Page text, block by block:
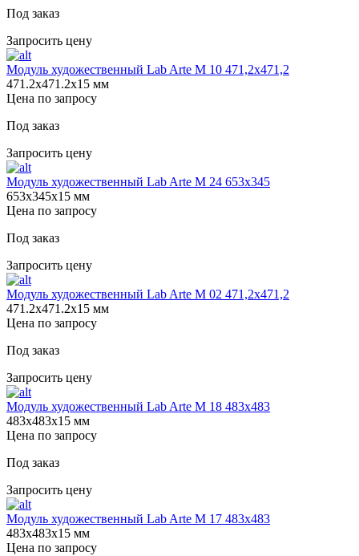
Под заказ
Запросить цену
Модуль художественный Lab Arte М 10 471,2х471,2
471.2х471.2х15 мм
Цена по запросу
Под заказ
Запросить цену
Модуль художественный Lab Arte М 24 653х345
653х345х15 мм
Цена по запросу
Под заказ
Запросить цену
Модуль художественный Lab Arte М 02 471,2х471,2
471.2х471.2х15 мм
Цена по запросу
Под заказ
Запросить цену
Модуль художественный Lab Arte М 18 483х483
483х483х15 мм
Цена по запросу
Под заказ
Запросить цену
Модуль художественный Lab Arte М 17 483х483
483х483х15 мм
Цена по запросу